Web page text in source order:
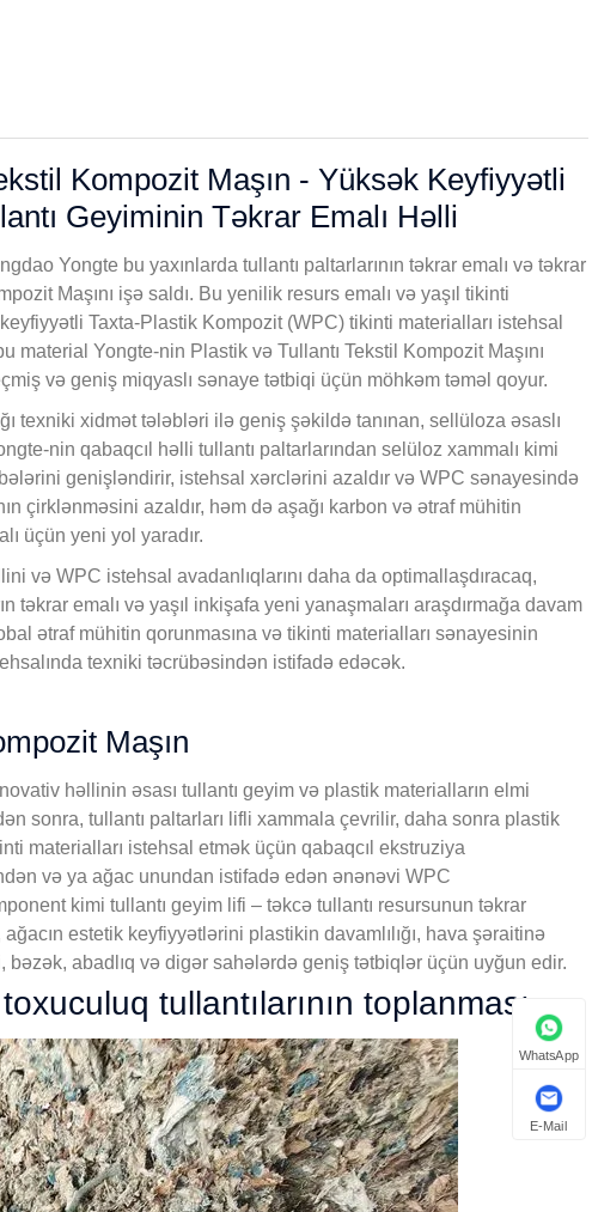
Kompozit Maşın - Yüksək Keyfiyyətli
Geyiminin Təkrar Emalı Həlli
Yongte bu yaxınlarda tullantı paltarlarının təkrar emalı və təkrar
Maşını işə saldı. Bu yenilik resurs emalı və yaşıl tikinti
Taxta-Plastik Kompozit (WPC) tikinti materialları istehsal
material Yongte-nin Plastik və Tullantı Tekstil Kompozit Maşını
və geniş miqyaslı sənaye tətbiqi üçün möhkəm təməl qoyur.
texniki xidmət tələbləri ilə geniş şəkildə tanınan, sellüloza əsaslı
nin qabaqcıl həlli tullantı paltarlarından selüloz xammalı kimi
genişləndirir, istehsal xərclərini azaldır və WPC sənayesində
çirklənməsini azaldır, həm də aşağı karbon və ətraf mühitin
üçün yeni yol yaradır.
və WPC istehsal avadanlıqlarını daha da optimallaşdıracaq,
emalı və yaşıl inkişafa yeni yanaşmaları araşdırmağa davam
ətraf mühitin qorunmasına və tikinti materialları sənayesinin
texniki təcrübəsindən istifadə edəcək.
Maşın
həllinin əsası tullantı geyim və plastik materialların elmi
sonra, tullantı paltarları lifli xammala çevrilir, daha sonra plastik
materialları istehsal etmək üçün qabaqcıl ekstruziya
və ya ağac unundan istifadə edən ənənəvi WPC
kimi tullantı geyim lifi – təkcə tullantı resursunun təkrar
estetik keyfiyyətlərini plastikin davamlılığı, hava şəraitinə
bəzək, abadlıq və digər sahələrdə geniş tətbiqlər üçün uyğun edir.
tullantılarının toplanması
WhatsApp
E-Mail